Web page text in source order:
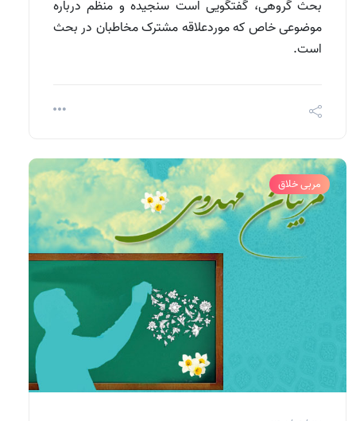
بحث گروهی، گفتگویی است سنجیده و منظم درباره
موضوعی خاص که موردعلاقه مشترک مخاطبان در بحث
است.
مربی خلاق